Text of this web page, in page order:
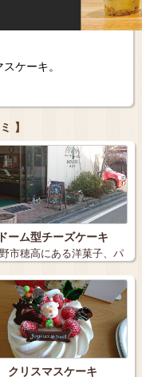
ケーキ。
】
ドーム型チーズケーキ
市穂高にある洋菓子、パ
NO…
クリスマスケーキ